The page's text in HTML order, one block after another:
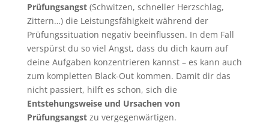
Prüfungsangst(Schwitzen, schneller Herzschlag,
Zittern…) die Leistungsfähigkeit während der
Prüfungssituation negativ beeinflussen. In dem Fall
verspürst du so viel Angst, dass du dich kaum auf
deine Aufgaben konzentrieren kannst – es kann auch
zum kompletten Black-Out kommen. Damit dir das
nicht passiert, hilft es schon, sich die
Entstehungsweise und Ursachen von
Prüfungsangstzu vergegenwärtigen.